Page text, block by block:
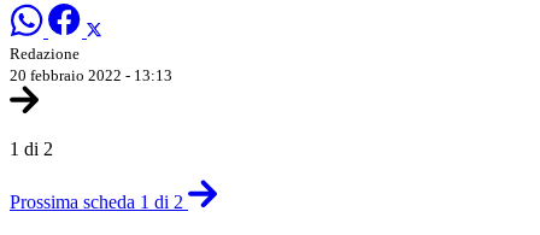
Redazione
20 febbraio 2022 - 13:13
1 di 2
Prossima scheda 1 di 2